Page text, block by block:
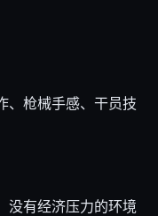
、枪械手感、干员技
没有经济压力的环境